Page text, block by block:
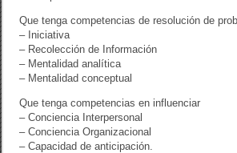
Que tenga competencias de resolución de
– Iniciativa
– Recolección de Información
– Mentalidad analítica
– Mentalidad conceptual
Que tenga competencias en influenciar
– Conciencia Interpersonal
– Conciencia Organizacional
– Capacidad de anticipación.